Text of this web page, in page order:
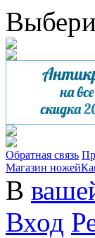
Обратная связь
Магазин ножей
В
Вход